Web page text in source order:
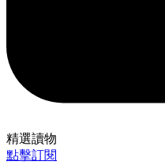
精選讀物
點擊訂閱